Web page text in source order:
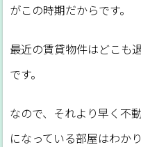
がこの時期だからです。
最近の賃貸物件はどこも
です。
なので、それより早く不
になっている部屋はわか